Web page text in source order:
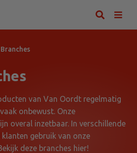
Branches
van Van Oordt regelmatig
onbewust. Onze
overal inzetbaar. In verschillende
klanten gebruik van onze
deze branches hier!